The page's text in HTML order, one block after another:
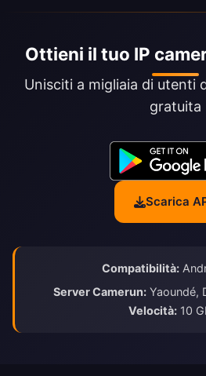
Ottieni il tuo IP
Unisciti a migliaia di utenti
gratuita
Scarica
Compatibilità:
Server Camerun:Yaoundé,
Velocità: 10